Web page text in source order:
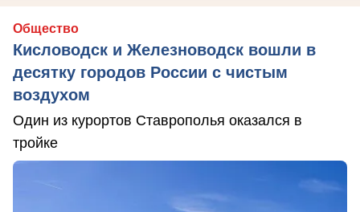
Общество
Кисловодск и Железноводск вошли в
десятку городов России с чистым
воздухом
Один из курортов Ставрополья оказался в
тройке